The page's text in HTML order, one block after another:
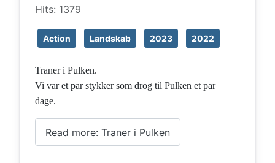
Hits: 1379
Action Landskab 2023 2022
Traner i Pulken.
Vi var et par stykker som drog til Pulken et par
dage.
Read more: Traner i Pulken